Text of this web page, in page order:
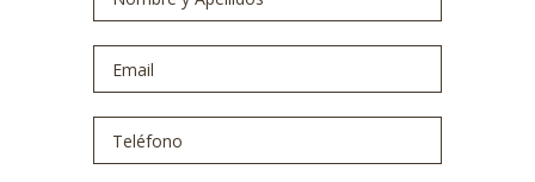
Apellidos *
Email *
Teléfono *